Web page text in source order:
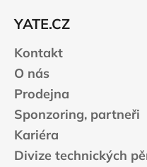
YATE.CZ
Kontakt
O nás
Prodejna
Sponzoring, partneři
Kariéra
Divize technických